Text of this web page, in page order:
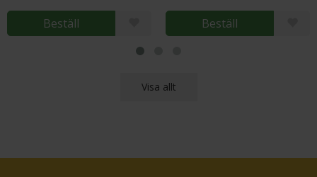
Beställ Beställ
Visa allt